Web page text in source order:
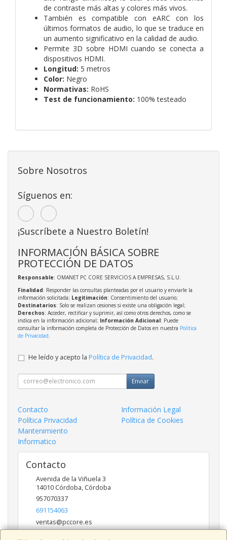
de contraste más altas y colores más vivos.
También es compatible con eARC con los
últimos formatos de audio, lo que se traduce en
un aumento significativo en la calidad de audio.
Permite 3D sobre HDMI cuando se conecta a
dispositivos HDMI.
Longitud: 5 metros
Color: Negro
Normativas: RoHS
Test de funcionamiento: 100% testeado
Sobre Nosotros
Síguenos en:
¡Suscríbete a Nuestro Boletín!
INFORMACIÓN BÁSICA SOBRE
PROTECCIÓN DE DATOS
Responsable: OMANET PC CORE SERVICIOS A EMPRESAS, S.L.U.
Finalidad: Responder las consultas planteadas por el usuario y enviarle la
información solicitada; Legitimación: Consentimiento del usuario;
Destinatarios: Solo se realizan cesiones si existe una obligación legal;
Derechos: Acceder, rectificar y suprimir, así como otros derechos, como se
indica en la información adicional; Información Adicional: Puede
consultar la información completa de Protección de Datos en nuestra Política
de Privacidad
He leído y acepto la Política de Privacidad.
Enviar
Contacto
Información Legal
Política Privacidad
Política de Cookies
Mantenimiento
Informatico
Contacto
Avenida de la Viñuela 3
14010 Córdoba, Córdoba
957070337
691154063
ventas@pccore.es